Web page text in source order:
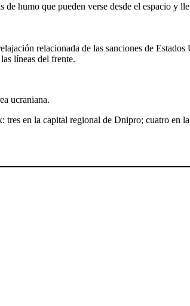
humo que pueden verse desde el espacio y
relacionada de las sanciones de Estados
líneas del frente.
ucraniana.
tres en la capital regional de Dnipro; cuatro en